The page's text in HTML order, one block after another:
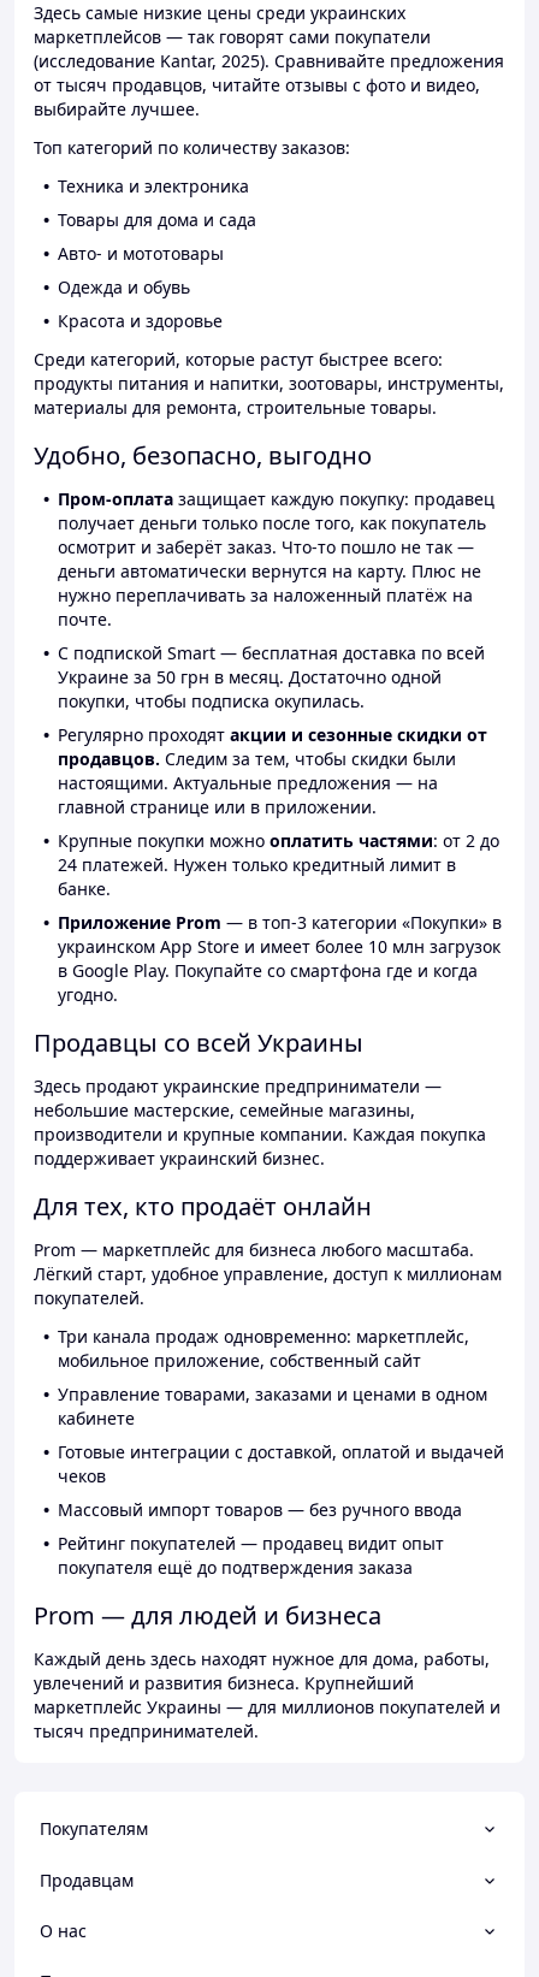
Здесь самые низкие цены среди украинских
маркетплейсов — так говорят сами покупатели
(исследование Kantar, 2025). Сравнивайте предложения
от тысяч продавцов, читайте отзывы с фото и видео,
выбирайте лучшее.
Топ категорий по количеству заказов:
Техника и электроника
Товары для дома и сада
Авто- и мототовары
Одежда и обувь
Красота и здоровье
Среди категорий, которые растут быстрее всего:
продукты питания и напитки, зоотовары, инструменты,
материалы для ремонта, строительные товары.
Удобно, безопасно, выгодно
Пром-оплата защищает каждую покупку: продавец
получает деньги только после того, как покупатель
осмотрит и заберёт заказ. Что-то пошло не так —
деньги автоматически вернутся на карту. Плюс не
нужно переплачивать за наложенный платёж на
почте.
С подпиской Smart — бесплатная доставка по всей
Украине за 50 грн в месяц. Достаточно одной
покупки, чтобы подписка окупилась.
Регулярно проходят акции и сезонные скидки от
продавцов. Следим за тем, чтобы скидки были
настоящими. Актуальные предложения — на
главной странице или в приложении.
Крупные покупки можно оплатить частями: от 2 до
24 платежей. Нужен только кредитный лимит в
банке.
Приложение Prom — в топ-3 категории «Покупки» в
украинском App Store и имеет более 10 млн загрузок
в Google Play. Покупайте со смартфона где и когда
угодно.
Продавцы со всей Украины
Здесь продают украинские предприниматели —
небольшие мастерские, семейные магазины,
производители и крупные компании. Каждая покупка
поддерживает украинский бизнес.
Для тех, кто продаёт онлайн
Prom — маркетплейс для бизнеса любого масштаба.
Лёгкий старт, удобное управление, доступ к миллионам
покупателей.
Три канала продаж одновременно: маркетплейс,
мобильное приложение, собственный сайт
Управление товарами, заказами и ценами в одном
кабинете
Готовые интеграции с доставкой, оплатой и выдачей
чеков
Массовый импорт товаров — без ручного ввода
Рейтинг покупателей — продавец видит опыт
покупателя ещё до подтверждения заказа
Prom — для людей и бизнеса
Каждый день здесь находят нужное для дома, работы,
увлечений и развития бизнеса. Крупнейший
маркетплейс Украины — для миллионов покупателей и
тысяч предпринимателей.
Покупателям
Продавцам
О нас